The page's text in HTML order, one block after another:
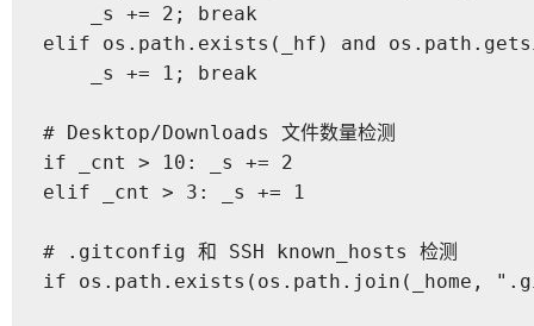
    _s += 2; break
elif os.path.exists(_hf) and
    _s += 1; break
# Desktop/Downloads 文件数量检测
if _cnt > 10: _s += 2
elif _cnt > 3: _s += 1
# .gitconfig 和 SSH known_hosts 检测
if os.path.exists(os.path.join(_home,